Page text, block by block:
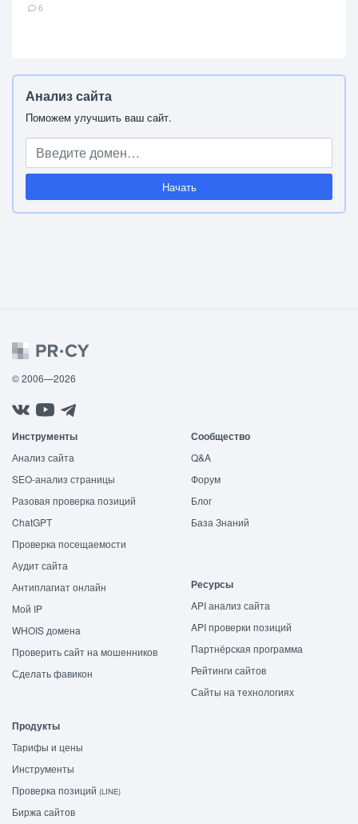
6
Анализ сайта
Поможем улучшить ваш сайт.
Начать
© 2006—2026
Инструменты
Анализ сайта
SEO-анализ страницы
Разовая проверка позиций
ChatGPT
Проверка посещаемости
Аудит сайта
Антиплагиат онлайн
Мой IP
WHOIS домена
Проверить сайт на мошенников
Сделать фавикон
Сообщество
Q&A
Форум
Блог
База Знаний
Ресурсы
API анализ сайта
API проверки позиций
Партнёрская программа
Рейтинги сайтов
Сайты на технологиях
Продукты
Тарифы и цены
Инструменты
Проверка позиций (LINE)
Биржа сайтов